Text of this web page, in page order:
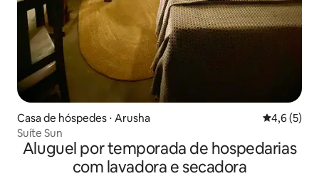
Casa de hóspedes ⋅ Arusha 4,6 de
4,6 (5)
Suíte Sun
Aluguel por temporada de hospedarias
com lavadora e secadora